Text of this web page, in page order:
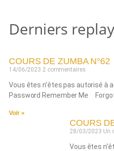
Derniers
COURS DE ZUMBA N°62
14/06/2023 2 commentaires
Vous êtes n’êtes pas autorisé à
Password Remember Me
Voir »
COURS
28/03/2023 Un
Vous êtes